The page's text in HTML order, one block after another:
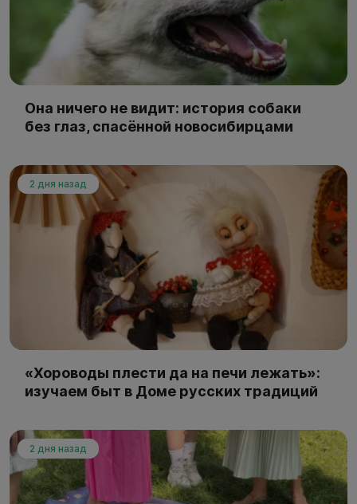
Она ничего не видит: история собаки
без глаз, спасённой новосибирцами
2 дня назад
«Хороводы плести да на печи лежать»:
изучаем быт в Доме русских традиций
2 дня назад